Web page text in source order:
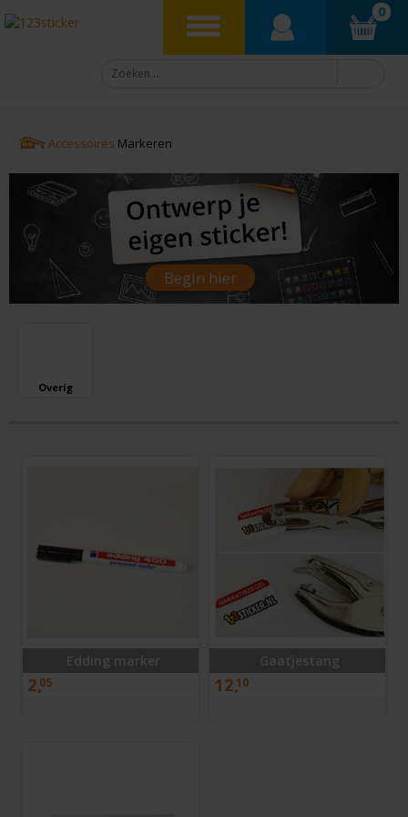
0
Accessoires Markeren
Begin hier
Overig
Edding marker
2,05
Gaatjestang
12,10